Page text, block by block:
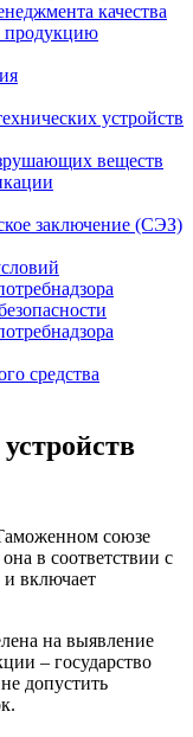
качества
продукцию
устройств
веществ
заключение (СЭЗ)
средства
союзе
в соответствии с
и включает
на выявление
– государство
допустить